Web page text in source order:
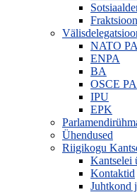
NATO PA
ENPA
BA
OSCE PA
IPU
EPK
Ühendused
Riigikogu
Kantselei
Kontaktid
Juhtkond